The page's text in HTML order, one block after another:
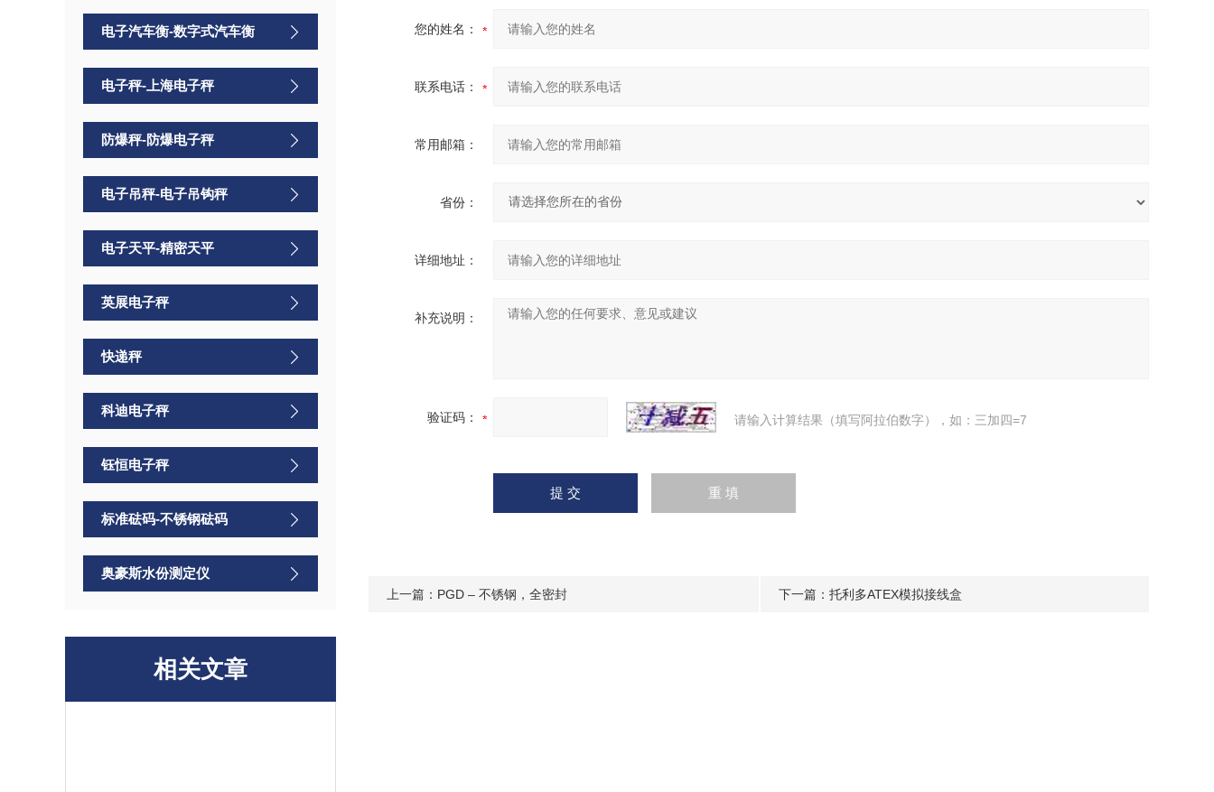
电子汽车衡-数字式汽车衡
电子秤-上海电子秤
防爆秤-防爆电子秤
电子吊秤-电子吊钩秤
电子天平-精密天平
英展电子秤
快递秤
科迪电子秤
钰恒电子秤
标准砝码-不锈钢砝码
奥豪斯水份测定仪
相关文章
您的姓名：
联系电话：
常用邮箱：
省份：
详细地址：
补充说明：
验证码： 请输入计算结果（填写阿拉伯数字），如：三加四=7
上一篇： PGD – 不锈钢，全密封 下一篇： 托利多ATEX模拟接线盒